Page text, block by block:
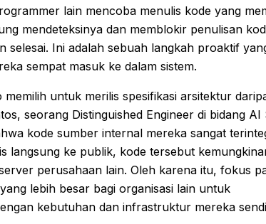
lain mencoba menulis kode yang
mendeteksinya dan memblokir penulisan
selesai. Ini adalah sebuah langkah proaktif
sempat masuk ke dalam sistem.
untuk merilis spesifikasi arsitektur
seorang Distinguished Engineer di bidang AI
kode sumber internal mereka sangat
langsung ke publik, kode tersebut
perusahaan lain. Oleh karena itu, fokus
lebih besar bagi organisasi lain untuk
kebutuhan dan infrastruktur mereka